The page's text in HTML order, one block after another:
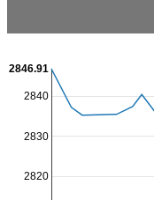
2820
2830
2840
2846.91